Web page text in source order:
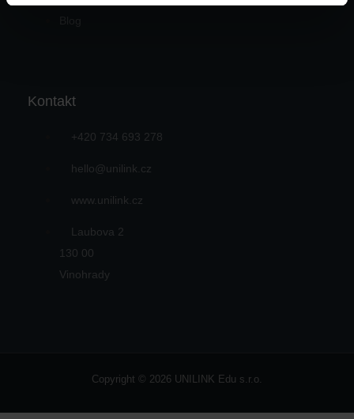
Kontakt
+420 734 693 278
hello@unilink.cz
www.unilink.cz
Laubova 2
130 00
Vinohrady
Copyright © 2026 UNILINK Edu s.r.o.